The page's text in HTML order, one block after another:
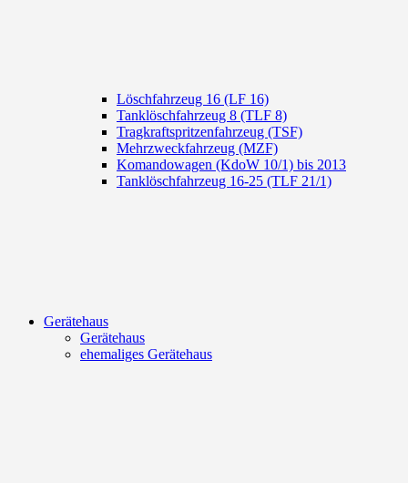
Löschfahrzeug 16 (LF 16)
Tanklöschfahrzeug 8 (TLF 8)
Tragkraftspritzenfahrzeug (TSF)
Mehrzweckfahrzeug (MZF)
Komandowagen (KdoW 10/1) bis 2013
Tanklöschfahrzeug 16-25 (TLF 21/1)
Gerätehaus
Gerätehaus
ehemaliges Gerätehaus